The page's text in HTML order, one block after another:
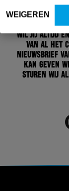
WEIGEREN
Wil jij altijd en
van al het
nieuwsbrief
kan geven
sturen wij